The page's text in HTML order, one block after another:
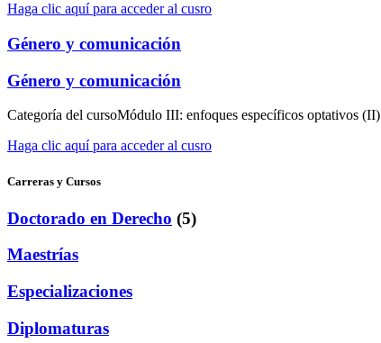
Haga clic aquí para acceder al cusro
Género y comunicación
Género y comunicación
Categoría del cursoMódulo III: enfoques específicos optativos (II)
Haga clic aquí para acceder al cusro
Carreras y Cursos
Doctorado en Derecho (5)
Maestrías
Especializaciones
Diplomaturas